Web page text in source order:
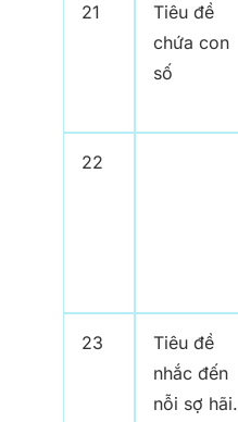
21
Tiêu đề
chứa con
số
22
23
Tiêu đề
nhắc đến
nỗi sợ hãi.